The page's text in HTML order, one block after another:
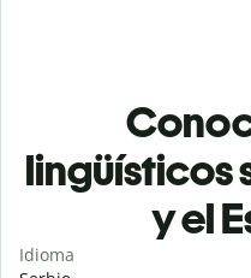
lingüísticos
y el
Idioma